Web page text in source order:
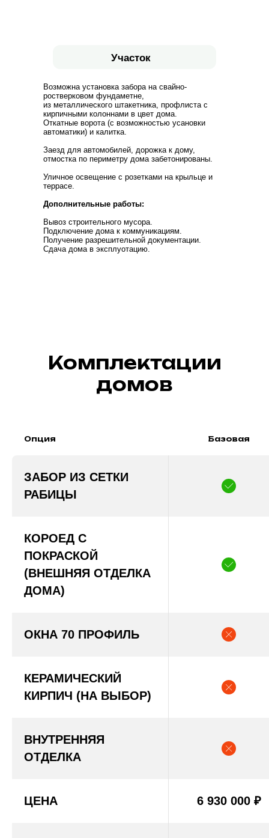
Участок
Возможна установка забора на свайно-
ростверковом фундаметне,
из металлического штакетника, профлиста с
кирпичными колоннами в цвет дома.
Откатные ворота (с возможностью усановки
автоматики) и калитка.
Заезд для автомобилей, дорожка к дому,
отмостка по периметру дома забетонированы.
Уличное освещение с розетками на крыльце и
террасе.
Дополнительные работы:
Вывоз строительного мусора.
Подключение дома к коммуникациям.
Получение разрешительной документации.
Сдача дома в эксплуотацию.
Комплектации
домов
Опция Базовая
ЗАБОР ИЗ СЕТКИ
РАБИЦЫ
КОРОЕД С
ПОКРАСКОЙ
(ВНЕШНЯЯ ОТДЕЛКА
ДОМА)
ОКНА 70 ПРОФИЛЬ
КЕРАМИЧЕСКИЙ
КИРПИЧ (НА ВЫБОР)
ВНУТРЕННЯЯ
ОТДЕЛКА
ЦЕНА 6 930 000 ₽